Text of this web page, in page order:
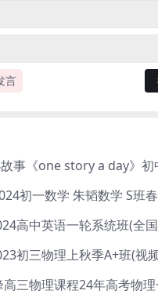
言
高中英语一轮系统班(全